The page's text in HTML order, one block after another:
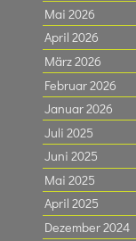
Mai 2026
April 2026
März 2026
Februar 2026
Januar 2026
Juli 2025
Juni 2025
Mai 2025
April 2025
Dezember 2024